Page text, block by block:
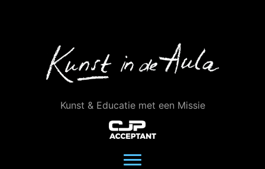
Kunst & Educatie met een Missie